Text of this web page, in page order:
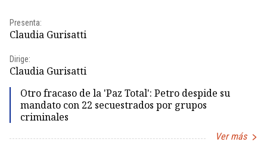
Presenta:
Claudia Gurisatti
Dirige:
Claudia Gurisatti
Otro fracaso de la 'Paz Total': Petro despide su
mandato con 22 secuestrados por grupos
criminales
Ver más